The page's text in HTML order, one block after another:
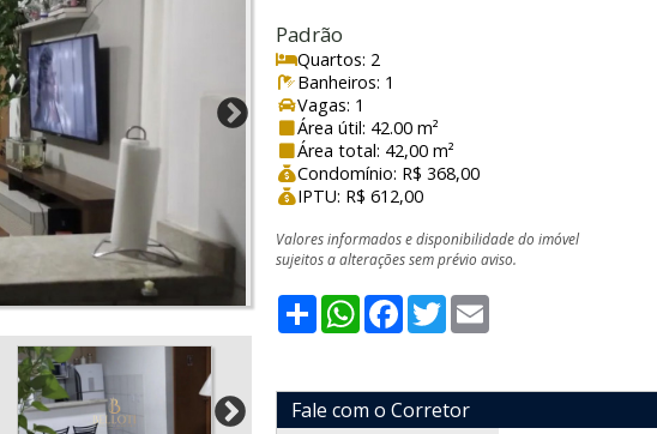
Padrão
Quartos: 2
Banheiros: 1
Vagas: 1
Área útil: 42.00 m²
Área total: 42,00 m²
Condomínio: R$ 368,00
IPTU: R$ 612,00
Valores informados e disponibilidade do imóvel
sujeitos a alterações sem prévio aviso.
ShareWhatsApp
Facebook
Twitter
Fale com o Corretor